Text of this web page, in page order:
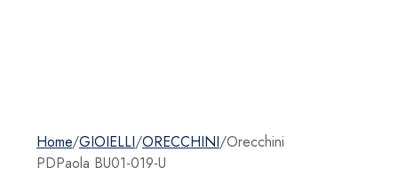
Home/GIOIELLI/ORECCHINI/Orecchini
PDPaola BU01-019-U